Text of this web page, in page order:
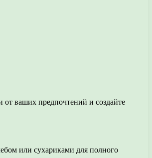
ваших предпочтений и создайте
или сухариками для полного